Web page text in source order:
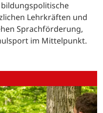
Lehrkräften und
Sprachförderung,
im Mittelpunkt.